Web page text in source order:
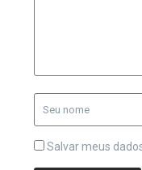
Salvar meus